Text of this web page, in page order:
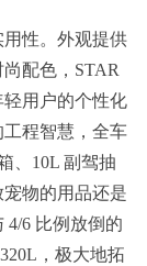
性。外观提供
配色，STAR
用户的个性化
程智慧，全车
、10L 副驾抽
物的用品还是
4/6 比例放倒的
，极大地拓